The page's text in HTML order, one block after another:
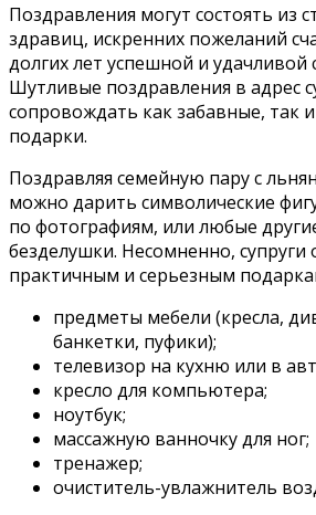
Поздравления могут состоять из
здравиц, искренних пожеланий
долгих лет успешной и
Шутливые поздравления в адрес
сопровождать как забавные, так
подарки.
Поздравляя семейную пару с
можно дарить символические
по фотографиям, или любые
безделушки. Несомненно, супруги
практичным и серьезным
предметы мебели (кресла,
банкетки, пуфики);
телевизор на кухню или в
кресло для компьютера;
ноутбук;
массажную ванночку для ног;
тренажер;
очиститель-увлажнитель